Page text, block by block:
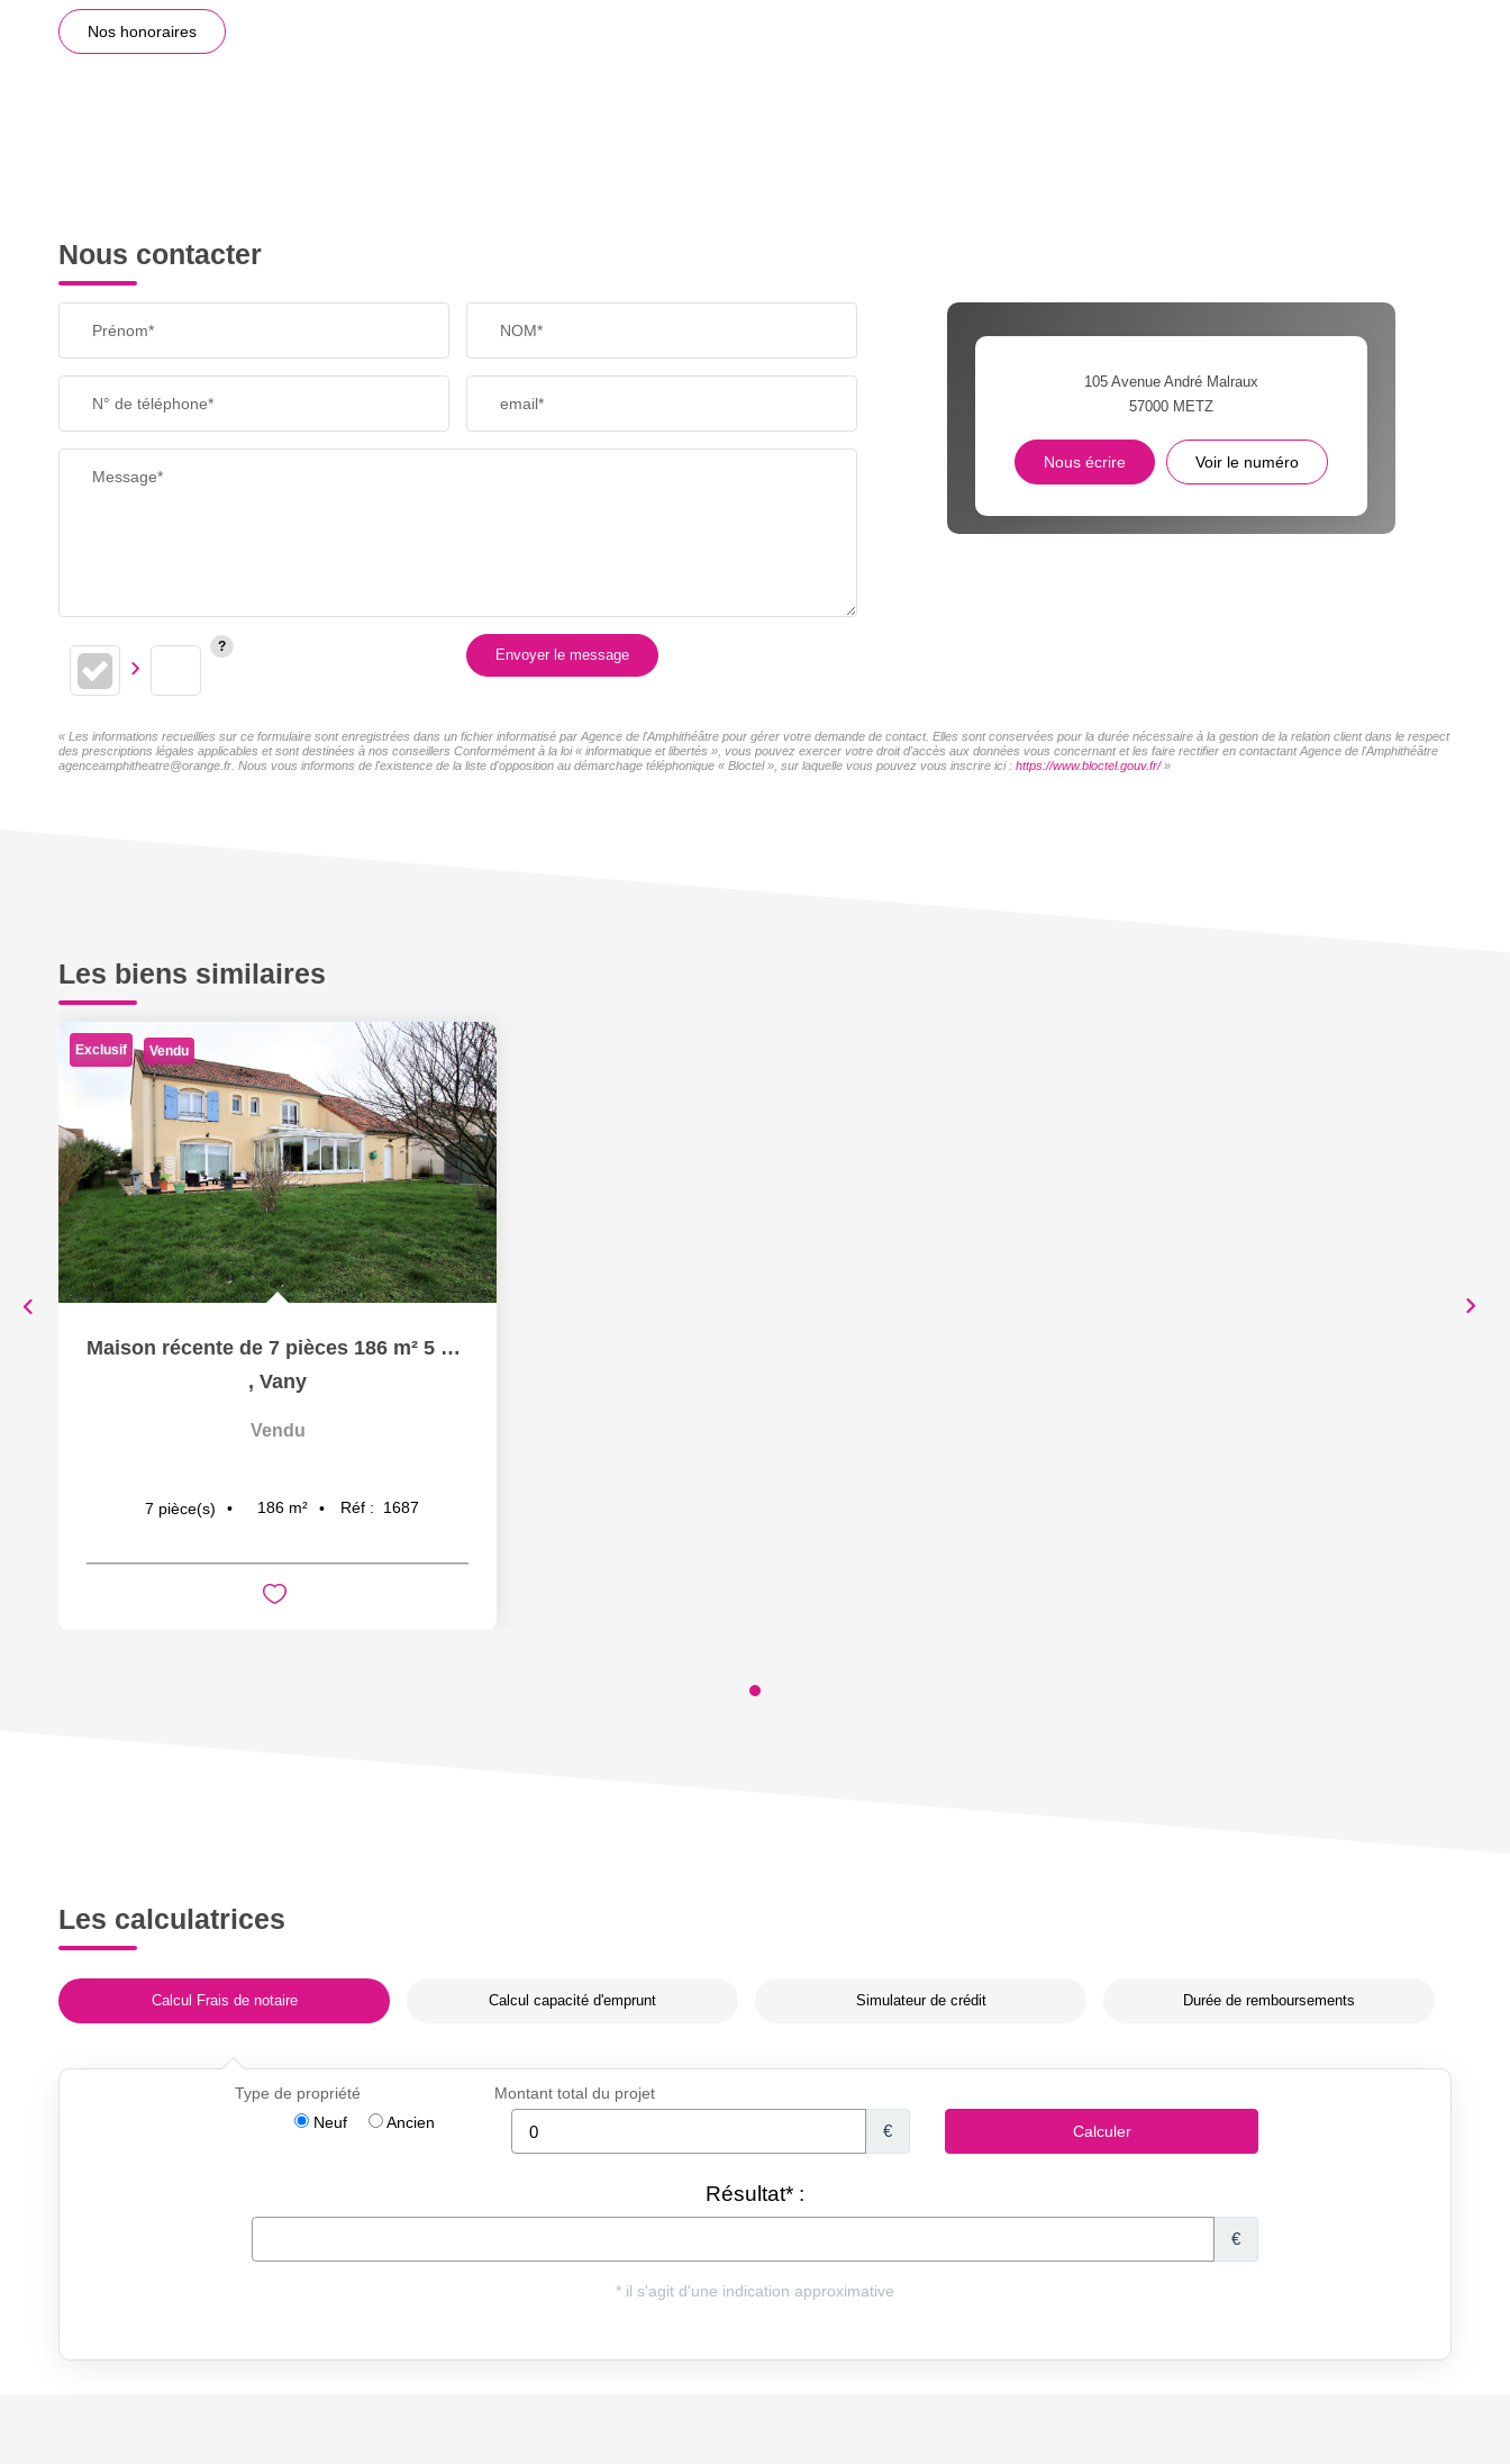
Nos honoraires
Nous contacter
Prénom* NOM*
N° de téléphone* email*
Message*
Envoyer le message
105 Avenue André Malraux
57000 METZ
Nous écrire Voir le numéro
« Les informations recueillies sur ce formulaire sont enregistrées dans un fichier informatisé par Agence de l'Amphithéâtre pour gérer votre demande de contact. Elles sont conservées pour la durée nécessaire à la gestion de la relation client dans le respect
des prescriptions légales applicables et sont destinées à nos conseillers Conformément à la loi « informatique et libertés », vous pouvez exercer votre droit d'accès aux données vous concernant et les faire rectifier en contactant Agence de l'Amphithéâtre
agenceamphitheatre@orange.fr. Nous vous informons de l'existence de la liste d'opposition au démarchage téléphonique « Bloctel », sur laquelle vous pouvez vous inscrire ici : https://www.bloctel.gouv.fr/»
Les biens similaires
Exclusif Vendu
Maison récente de 7 pièces 186 m² 5 chambres garage sur...
, Vany
Vendu
7 pièce(s) 186 m² Réf : 1687
Les calculatrices
Calcul Frais de notaire Calcul capacité d'emprunt Simulateur de crédit Durée de remboursements